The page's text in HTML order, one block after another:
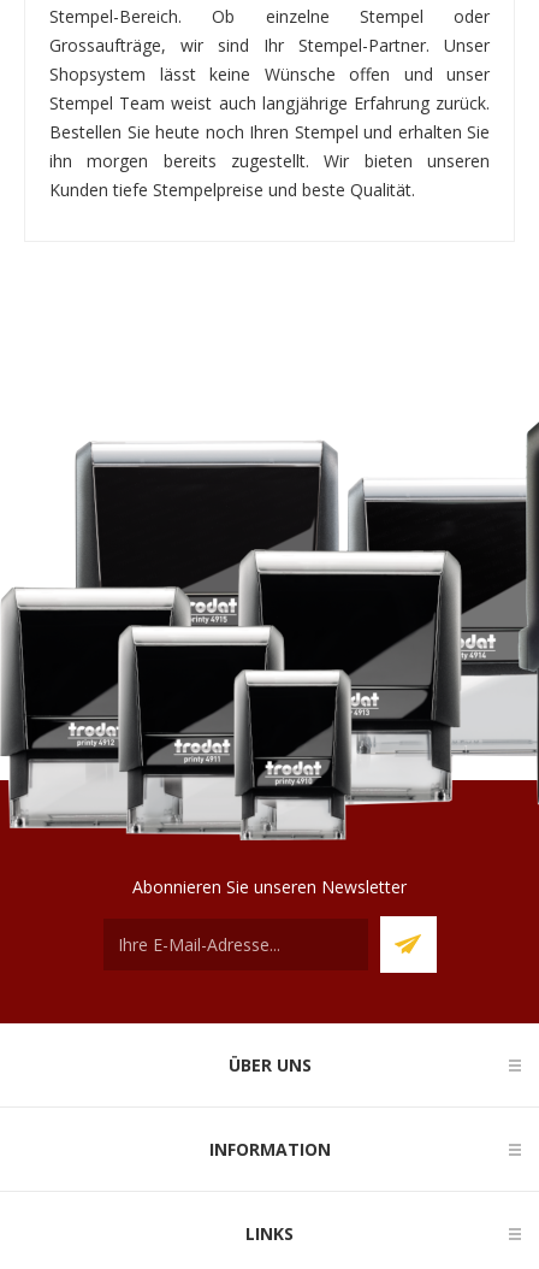
Stempel-Bereich. Ob einzelne Stempel oder
Grossaufträge, wir sind Ihr Stempel-Partner. Unser
Shopsystem lässt keine Wünsche offen und unser
Stempel Team weist auch langjährige Erfahrung zurück.
Bestellen Sie heute noch Ihren Stempel und erhalten Sie
ihn morgen bereits zugestellt. Wir bieten unseren
Kunden tiefe Stempelpreise und beste Qualität.
Abonnieren Sie unseren Newsletter
ÜBER UNS
INFORMATION
LINKS